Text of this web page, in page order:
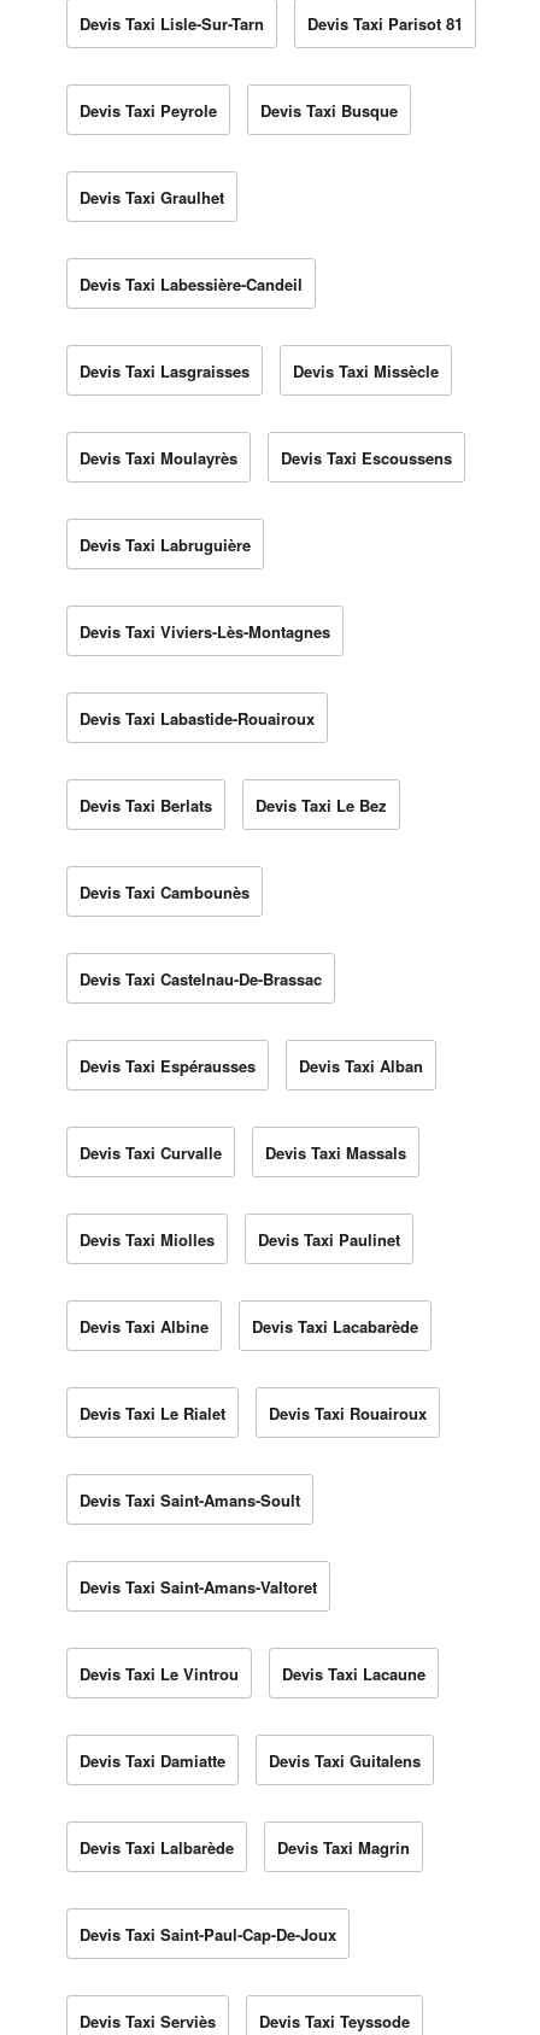
Devis Taxi Lisle-Sur-Tarn Devis Taxi Parisot 81
Devis Taxi Peyrole Devis Taxi Busque
Devis Taxi Graulhet
Devis Taxi Labessière-Candeil
Devis Taxi Lasgraisses Devis Taxi Missècle
Devis Taxi Moulayrès Devis Taxi Escoussens
Devis Taxi Labruguière
Devis Taxi Viviers-Lès-Montagnes
Devis Taxi Labastide-Rouairoux
Devis Taxi Berlats Devis Taxi Le Bez
Devis Taxi Cambounès
Devis Taxi Castelnau-De-Brassac
Devis Taxi Espérausses Devis Taxi Alban
Devis Taxi Curvalle Devis Taxi Massals
Devis Taxi Miolles Devis Taxi Paulinet
Devis Taxi Albine Devis Taxi Lacabarède
Devis Taxi Le Rialet Devis Taxi Rouairoux
Devis Taxi Saint-Amans-Soult
Devis Taxi Saint-Amans-Valtoret
Devis Taxi Le Vintrou Devis Taxi Lacaune
Devis Taxi Damiatte Devis Taxi Guitalens
Devis Taxi Lalbarède Devis Taxi Magrin
Devis Taxi Saint-Paul-Cap-De-Joux
Devis Taxi Serviès Devis Taxi Teyssode